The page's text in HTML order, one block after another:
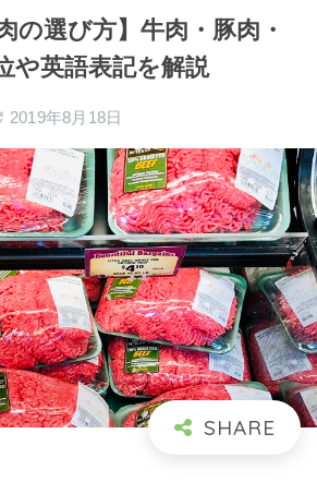
の選び方】牛肉・豚肉・
や英語表記を解説
2019年8月18日